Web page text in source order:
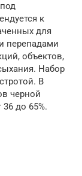
к
для
перепадами
объектов,
Набор
В
черной
до 65%.